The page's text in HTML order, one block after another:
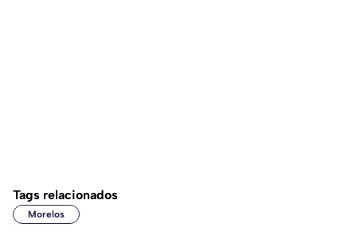
Tags relacionados
Morelos